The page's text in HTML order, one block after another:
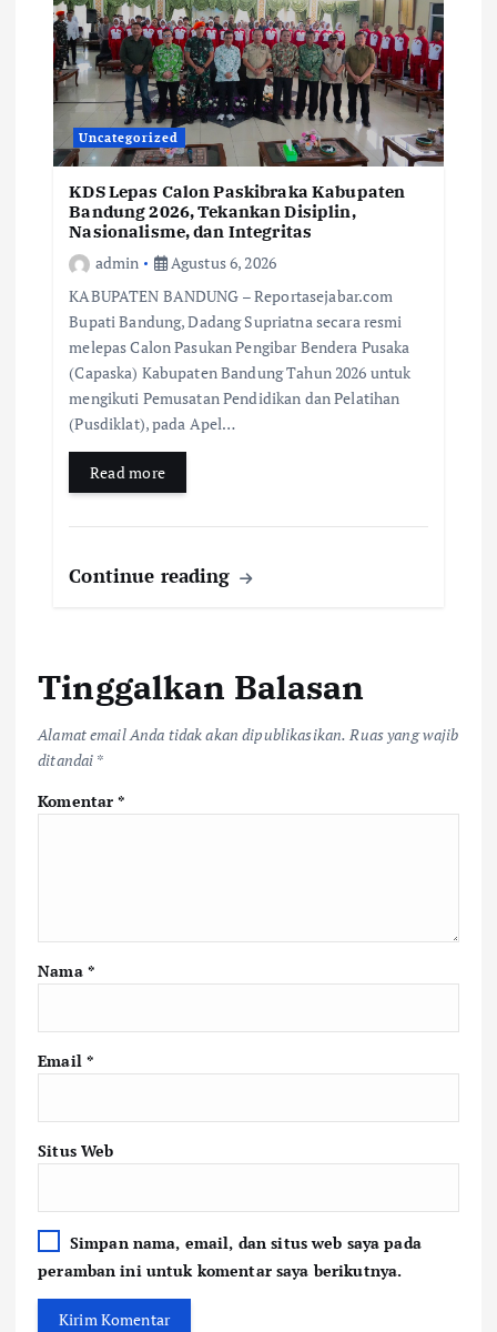
Uncategorized
KDS Lepas Calon Paskibraka Kabupaten
Bandung 2026, Tekankan Disiplin,
Nasionalisme, dan Integritas
admin
Agustus 6, 2026
KABUPATEN BANDUNG – Reportasejabar.com
Bupati Bandung, Dadang Supriatna secara resmi
melepas Calon Pasukan Pengibar Bendera Pusaka
(Capaska) Kabupaten Bandung Tahun 2026 untuk
mengikuti Pemusatan Pendidikan dan Pelatihan
(Pusdiklat), pada Apel…
Read more
Continue reading
Tinggalkan Balasan
Alamat email Anda tidak akan dipublikasikan. Ruas yang wajib
ditandai *
Komentar*
Nama *
Email *
Situs Web
Simpan nama, email, dan situs web saya pada
peramban ini untuk komentar saya berikutnya.